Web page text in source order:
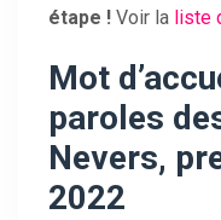
étape ! Voir la liste
Mot
paroles
Nevers,
2022